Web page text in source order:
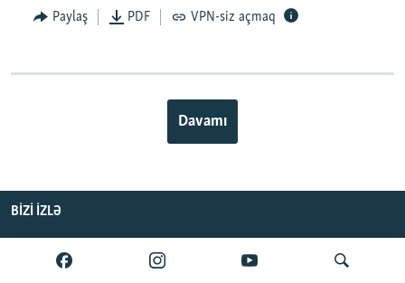
Paylaş PDF VPN-siz açmaq
Davamı
BIZI IZLƏ